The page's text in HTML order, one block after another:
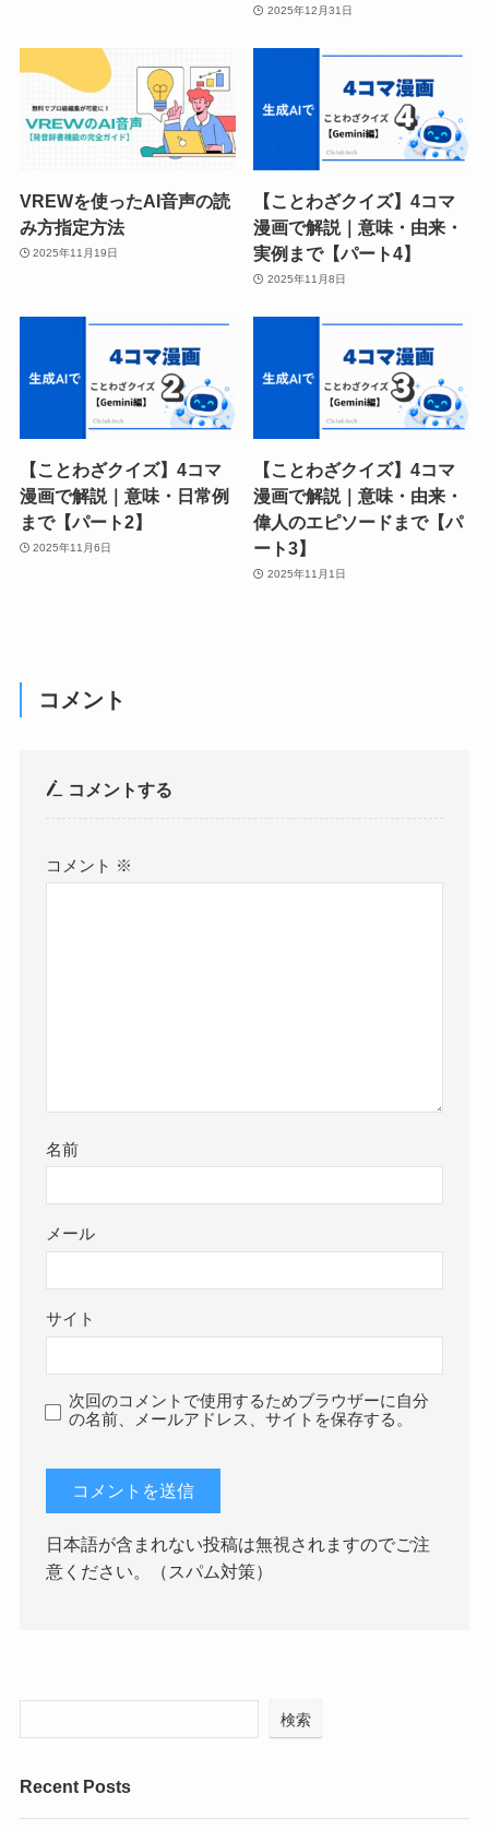
2025年12月31日
VREWを使ったAI音声の読
み方指定方法
2025年11月19日
【ことわざクイズ】4コマ
漫画で解説｜意味・由来・
実例まで【パート4】
2025年11月8日
【ことわざクイズ】4コマ
漫画で解説｜意味・日常例
まで【パート2】
2025年11月6日
【ことわざクイズ】4コマ
漫画で解説｜意味・由来・
偉人のエピソードまで【パ
ート3】
2025年11月1日
コメント
コメントする
コメント ※
名前
メール
サイト
次回のコメントで使用するためブラウザーに自分
の名前、メールアドレス、サイトを保存する。
日本語が含まれない投稿は無視されますのでご注
意ください。（スパム対策）
検索
Recent Posts